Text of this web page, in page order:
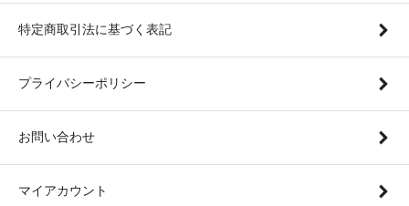
特定商取引法に基づく表記
プライバシーポリシー
お問い合わせ
マイアカウント